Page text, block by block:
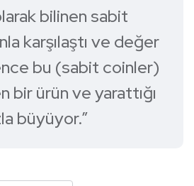
bilinen sabit
karşılaştı ve değer
bu (sabit coinler)
bir ürün ve yarattığı
büyüyor.”